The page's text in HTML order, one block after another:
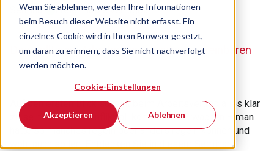
Wenn Sie ablehnen, werden Ihre Informationen
beim Besuch dieser Website nicht erfasst. Ein
einzelnes Cookie wird in Ihrem Browser gesetzt,
um daran zu erinnern, dass Sie nicht nachverfolgt
werden möchten.
Cookie-Einstellungen
Akzeptieren Ablehnen
Seminar Freie Plätze verfügbar
Das sollte ein Arbeitgeber unbedingt vereinbaren
Auf den ersten Blick scheint beim Arbeitsvertrag alles klar
zu sein. Doch im Konfliktfall kommt das Erwachen – man
hätte so manches regeln oder anders regeln können und